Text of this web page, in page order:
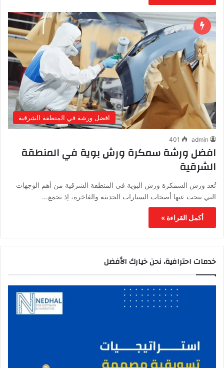
افضل ورشة في المنطقة الشرقية
admin
401
افضل ورشة سمكرة ورش بوية في المنطقة
الشرقية
تُعد ورش السمكرة ورش البوية في المنطقة الشرقية من أهم الوجهات
التي يبحث عنها أصحاب السيارات الحديثة والفاخرة، إذ تجمع…
أكمل القراءة »
خدمات احترافية، نحن خيارك الأفضل